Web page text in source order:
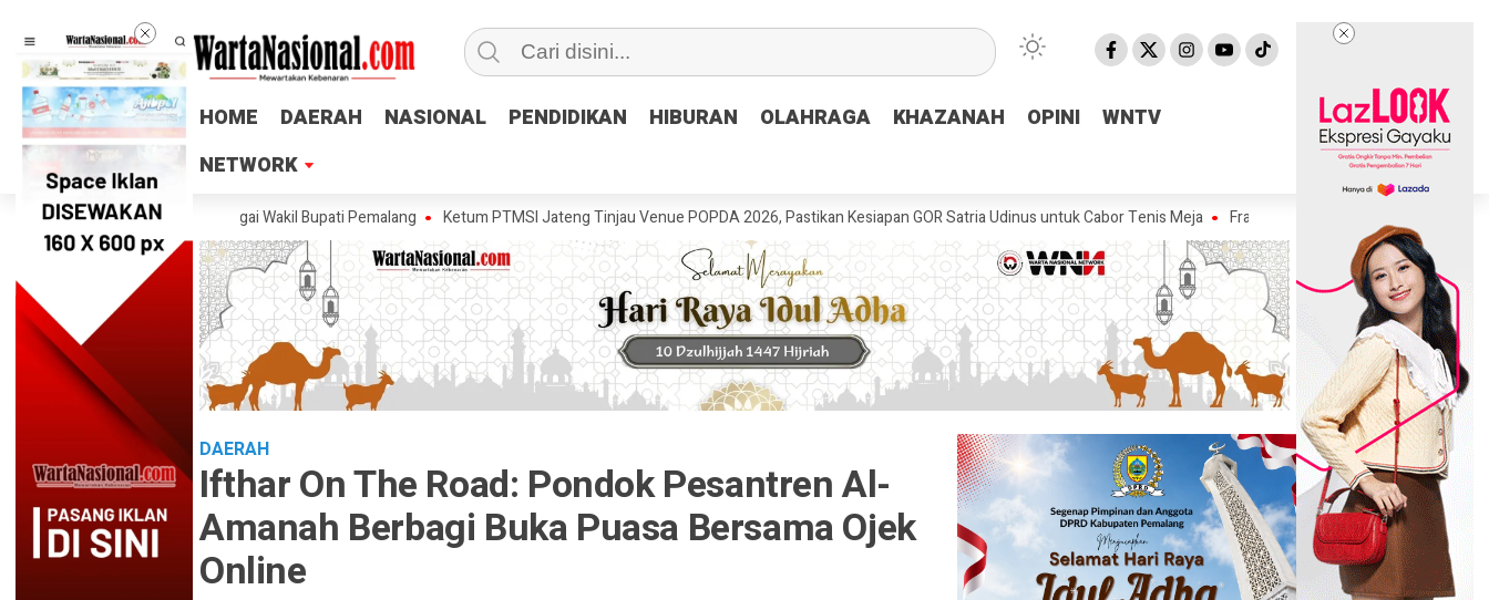
HOME DAERAH NASIONAL PENDIDIKAN HIBURAN OLAHRAGA KHAZANAH OPINI
WNTV
NETWORK
HOME DAERAH NASIONAL PENDIDIKAN HIBURAN OLAHRAGA KHAZANAH OPINI
WNTV
NETWORK
Tak Ingin Maju sebagai Wakil Bupati Pemalang Ketum PTMSI Jateng Tinjau Venue POPDA 2026, Pastikan Kesiapan GOR Satria Udinus untuk Cabor Tenis Meja Fraksi Golkar DPRD Pemalang Salurkan Bantuan
DAERAH
Ifthar On The Road: Pondok Pesantren Al-
Amanah Berbagi Buka Puasa Bersama Ojek
Online